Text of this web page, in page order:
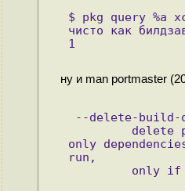
$ pkg query %a
чисто как
1
ну и man portmaster
--delete-build-
delete
only
run,
only if